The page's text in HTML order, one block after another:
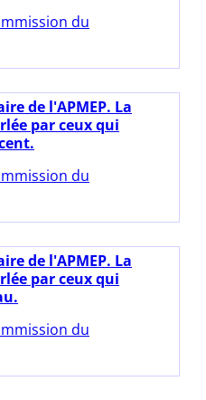
du
de l'APMEP. La
par ceux qui
du
de l'APMEP. La
par ceux qui
du